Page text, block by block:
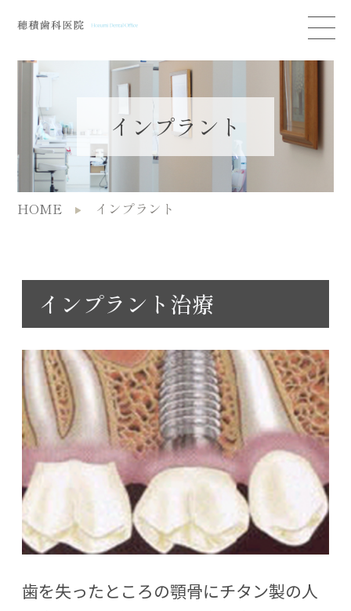
インプラント
HOME インプラント
インプラント治療
歯を失ったところの顎骨にチタン製の人